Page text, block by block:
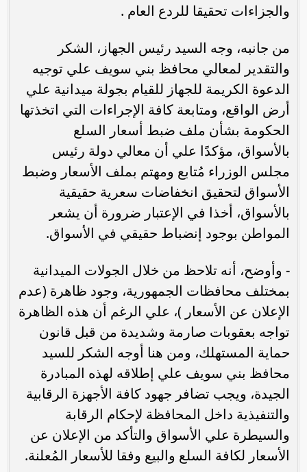
والجزاءات تحقيقا للردع العام .
من جانبه، وجه السيد رئيس الجهاز، الشكر
والتقدير لمعالي محافظ بني سويف علي توجيه
الدعوة الكريمة للجهاز للقيام بجولة ميدانية علي
أرض الواقع، ومتابعة كافة الإجراءات التي اتخذتها
الحكومة بشأن ملف ضبط أسعار السلع
بالأسواق، مؤكدًا علي أن معالي دولة رئيس
مجلس الوزراء مُتابع ومهتم بملف الأسعار وضبط
الأسواق لتحقيق انخفاضات سعرية حقيقية
بالأسواق، أخذا في الإعتبار ضرورة أن يشعر
المواطن بوجود إنضباط حقيقي في الأسواق.
- وأوضح، أنه تلاحظ من خلال الجولات الميدانية
بمختلف محافظات الجمهورية، وجود ظاهرة (عدم
الإعلان عن الأسعار )، علي الرغم أن هذه الظاهرة
تواجه بعقوبات صارمة وشديدة من قبل قانون
حماية المستهلك، ومن هنا أوجه الشكر للسيد
محافظ بني سويف علي إطلاقه لهذه المبادرة
الجيدة، ويجب تضافر جهود كافة الأجهزة الرقابية
والتنفيذية داخل المحافظة لإحكام الرقابة
والسيطرة علي الأسواق والتأكد من الإعلان عن
الأسعار لكافة السلع والبيع وفقا للأسعار المُعلنة.